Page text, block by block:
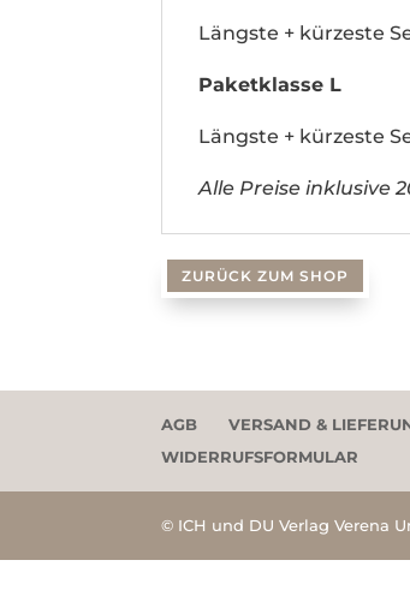
Längste + kürzeste
Paketklasse L
Längste + kürzeste
Alle Preise inklusive
ZURÜCK ZUM SHOP
AGB VERSAND &
WIDERRUFSFORMULAR
© ICH und DU Verlag Verena